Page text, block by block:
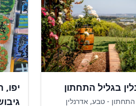
בגליל התחתון
התחתון - טבע, אדרנלין
יפו,